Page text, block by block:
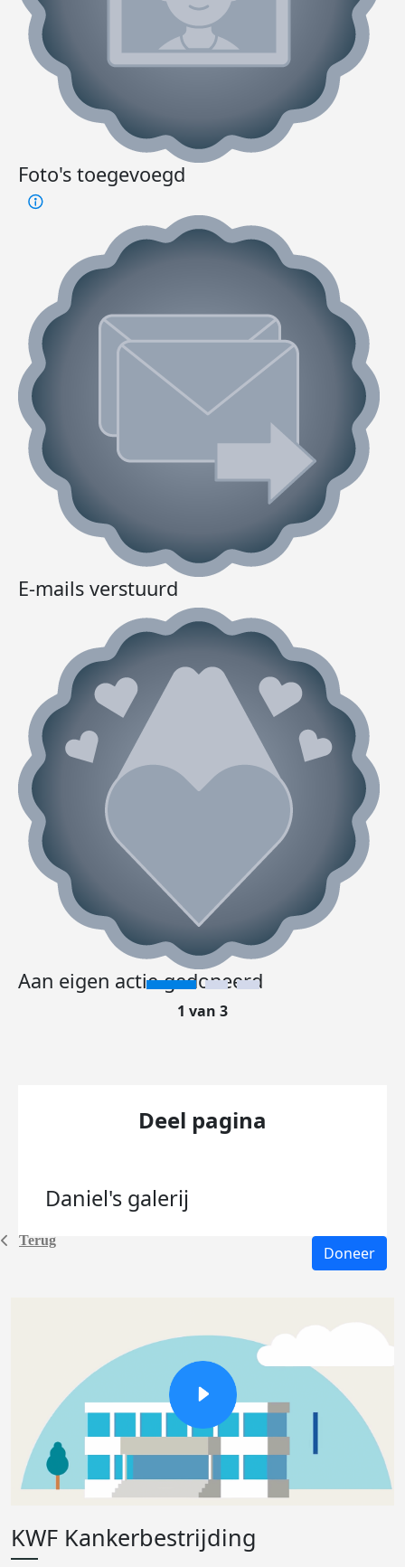
Terug
Foto's toegevoegd
E-mails verstuurd
Aan eigen actie gedoneerd
1 van 3
Deel pagina
Daniel's galerij
Doneer
KWF Kankerbestrijding